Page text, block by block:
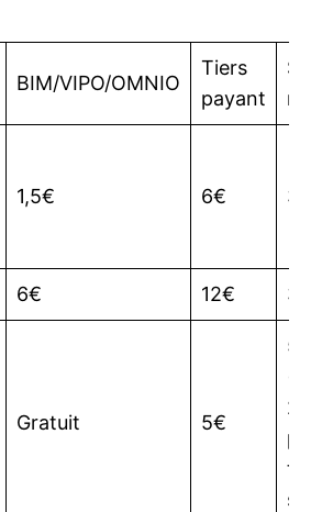
BIM/VIPO/OMNIO
Tiers
payant
1,5€ 6€
6€ 12€
Gratuit 5€